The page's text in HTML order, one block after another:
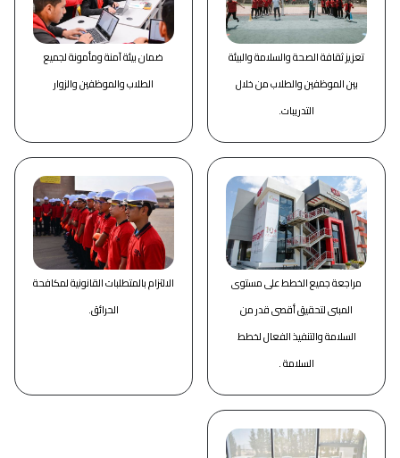
تعزيز ثقافة الصحة والسلامة والبيئة
بين الموظفين والطلاب من خلال
التدريبات.
ضمان بيئة آمنة ومأمونة لجميع
الطلاب والموظفين والزوار
مراجعة جميع الخطط على مستوى
المبنى لتحقيق أقصى قدر من
السلامة والتنفيذ الفعال لخطط
السلامة .
الالتزام بالمتطلبات القانونية لمكافحة
الحرائق.